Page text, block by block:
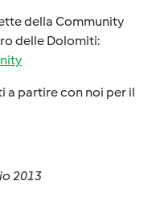
della Community
delle Dolomiti:
a partire con noi per il
2013